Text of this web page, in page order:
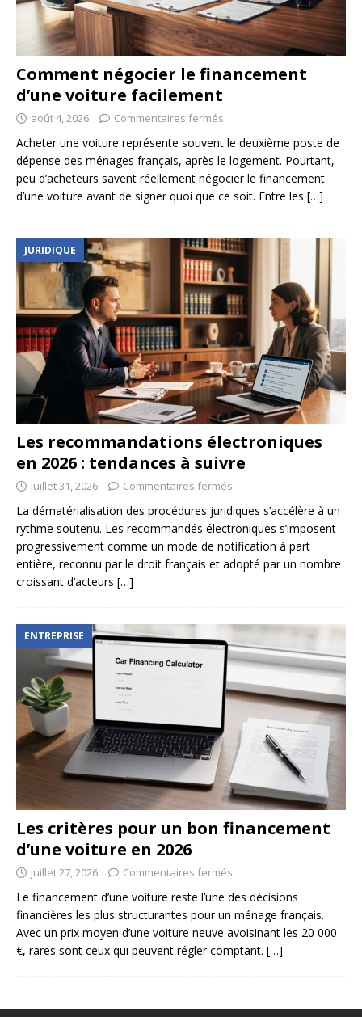
Comment négocier le financement
d’une voiture facilement
août 4, 2026 Commentaires fermés
Acheter une voiture représente souvent le deuxième poste de
dépense des ménages français, après le logement. Pourtant,
peu d’acheteurs savent réellement négocier le financement
d’une voiture avant de signer quoi que ce soit. Entre les […]
JURIDIQUE
Les recommandations électroniques
en 2026 : tendances à suivre
juillet 31, 2026 Commentaires fermés
La dématérialisation des procédures juridiques s’accélère à un
rythme soutenu. Les recommandés électroniques s’imposent
progressivement comme un mode de notification à part
entière, reconnu par le droit français et adopté par un nombre
croissant d’acteurs […]
ENTREPRISE
Les critères pour un bon financement
d’une voiture en 2026
juillet 27, 2026 Commentaires fermés
Le financement d’une voiture reste l’une des décisions
financières les plus structurantes pour un ménage français.
Avec un prix moyen d’une voiture neuve avoisinant les 20 000
€, rares sont ceux qui peuvent régler comptant. […]